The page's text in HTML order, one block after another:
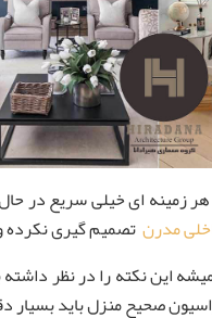
زمینه ای خیلی سریع در
مدرنتصمیم گیری نکرده
این نکته را در نظر
صحیح منزل باید بسیار